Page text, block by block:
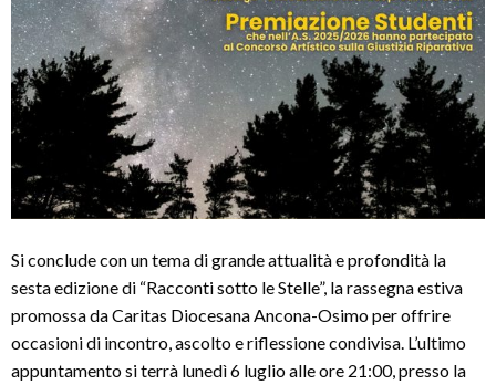
Si conclude con un tema di grande attualità e profondità la
sesta edizione di “Racconti sotto le Stelle”, la rassegna estiva
promossa da Caritas Diocesana Ancona-Osimo per offrire
occasioni di incontro, ascolto e riflessione condivisa. L’ultimo
appuntamento si terrà lunedì 6 luglio alle ore 21:00, presso la